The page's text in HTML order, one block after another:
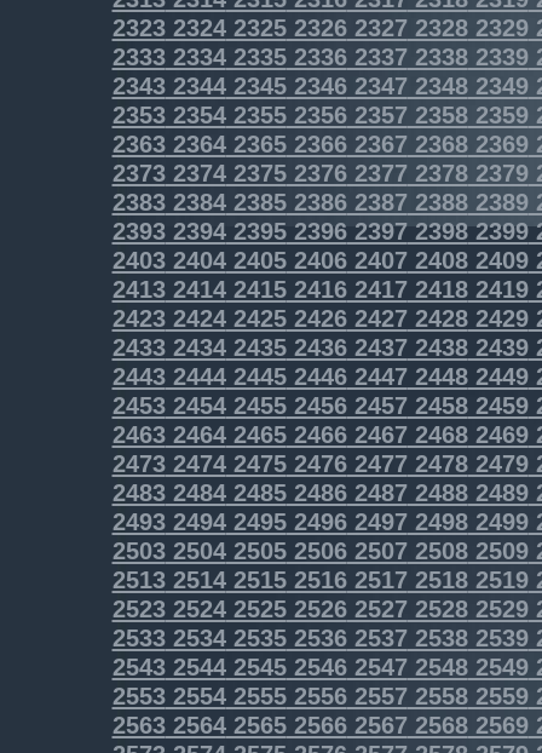
23232324232523262327 23282329
23332334233523362337 23382339
23432344234523462347 23482349
23532354235523562357 23582359
23632364236523662367 23682369
23732374237523762377 23782379
23832384238523862387 23882389
2393239423952396239723982399
2403240424052406240724082409
2413241424152416241724182419
2423242424252426242724282429
2433243424352436243724382439
2443244424452446244724482449
2453245424552456245724582459
2463246424652466246724682469
2473247424752476247724782479
2483248424852486248724882489
2493249424952496249724982499
2503250425052506250725082509
2513251425152516251725182519
2523252425252526252725282529
2533253425352536253725382539
2543254425452546254725482549
2553255425552556255725582559
25632564256525662567 25682569